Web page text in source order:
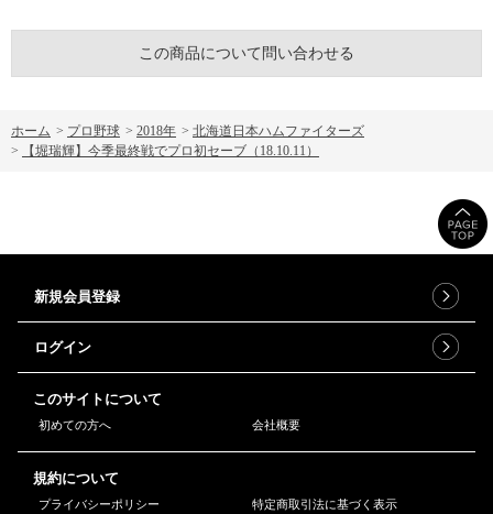
この商品について問い合わせる
ホーム > プロ野球 > 2018年 > 北海道日本ハムファイターズ
>
【堀瑞輝】今季最終戦でプロ初セーブ（18.10.11）
新規会員登録
ログイン
このサイトについて
初めての方へ 会社概要
規約について
プライバシーポリシー 特定商取引法に基づく表示